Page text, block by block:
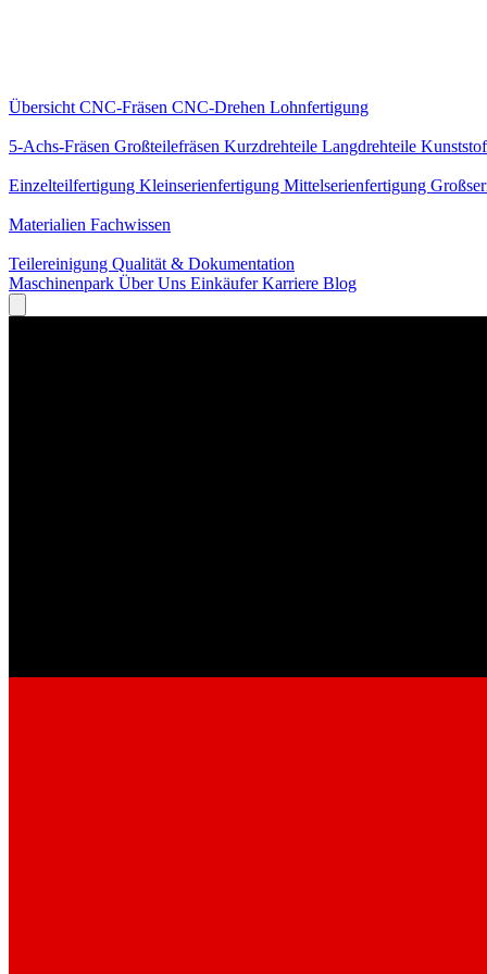
Übersicht CNC-Fräsen CNC-Drehen Lohnfertigung
5-Achs-Fräsen Großteilefräsen Kurzdrehteile Langdrehteile
Einzelteilfertigung Kleinserienfertigung Mittelserienfertigung
Materialien Fachwissen
Teilereinigung Qualität & Dokumentation
Maschinenpark Über Uns EinkäuferKarriere Blog